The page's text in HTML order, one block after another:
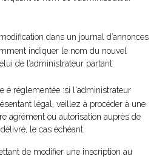
dans un journal d’annonces
indiquer le nom du nouvel
de l’administrateur partant
é réglementée :si l'administrateur
légal, veillez à procéder à une
agrément ou autorisation auprès de
délivré, le cas échéant.
de modifier une inscription au